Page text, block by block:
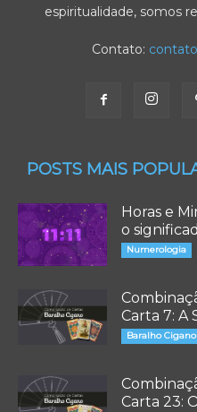
espiritualidade, somos
Contato:
POSTS MAIS
Horas e
o
Numerologia
Carta 7: A
Baralho Cigano
Carta 23: